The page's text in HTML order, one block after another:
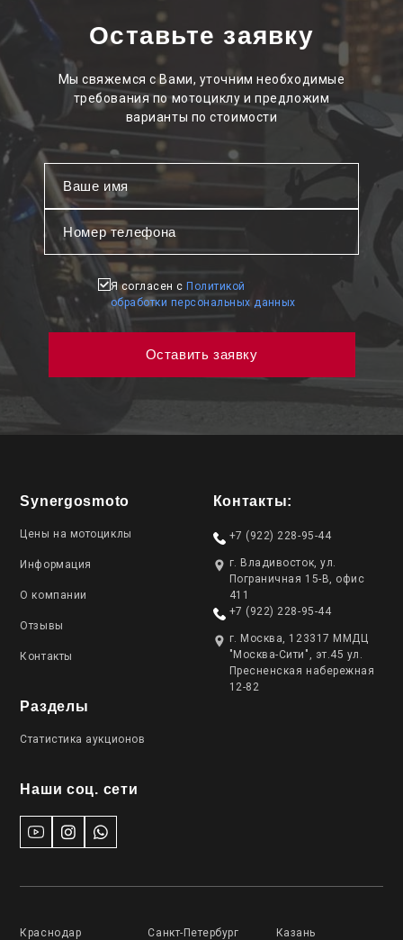
Оставьте заявку
Мы свяжемся с Вами, уточним необходимые
требования по мотоциклу и предложим
варианты по стоимости
Я согласен с Политикой
обработки персональных данных
Synergosmoto
Цены на мотоциклы
Информация
О компании
Отзывы
Контакты
Разделы
Статистика аукционов
Наши соц. сети
Контакты:
+7 (922) 228-95-44
г. Владивосток, ул.
Пограничная 15-В, офис
411
+7 (922) 228-95-44
г. Москва, 123317 ММДЦ
"Москва-Сити", эт.45 ул.
Пресненская набережная
12-82
Краснодар Санкт-Петербург Казань